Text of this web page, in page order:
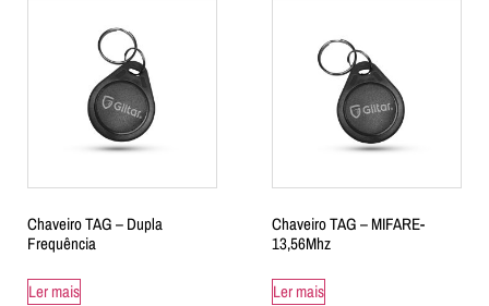
Chaveiro TAG – Dupla
Frequência
Ler mais
Chaveiro TAG – MIFARE-
13,56Mhz
Ler mais